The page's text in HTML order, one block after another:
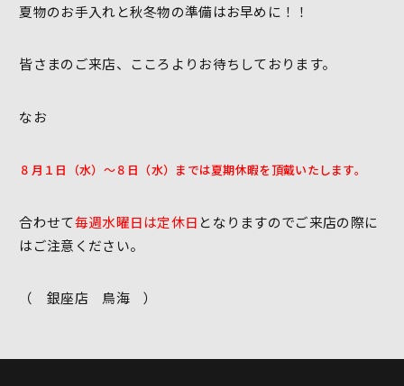
夏物のお手入れと秋冬物の準備はお早めに！！
皆さまのご来店、こころよりお待ちしております。
なお
８月１日（水）～８日（水）までは夏期休暇を頂戴いたします。
合わせて毎週水曜日は定休日 となりますのでご来店の際に
はご注意ください。
（ 銀座店 鳥海 ）